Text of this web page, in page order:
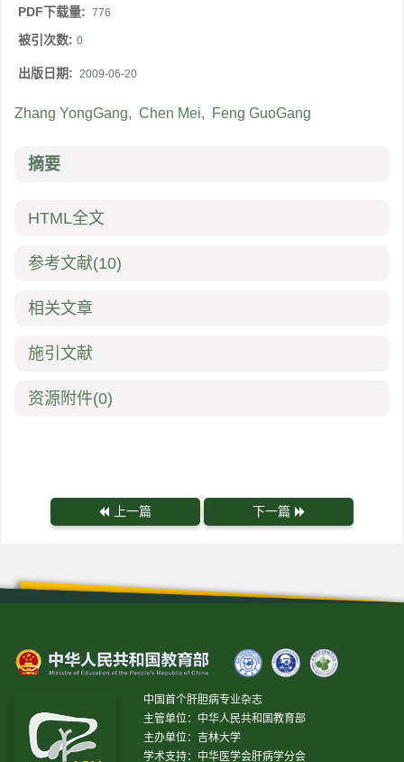
PDF下载量: 776
被引次数: 0
出版日期: 2009-06-20
Zhang YongGang, Chen Mei, Feng GuoGang
摘要
HTML全文
参考文献(10)
相关文章
施引文献
资源附件(0)
上一篇 下一篇
中国首个肝胆病专业杂志
主管单位：中华人民共和国教育部
主办单位：吉林大学
学术支持：中华医学会肝病学分会